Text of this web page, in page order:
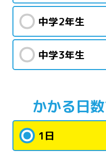
中学2年生
中学3年生
かかる日
1日